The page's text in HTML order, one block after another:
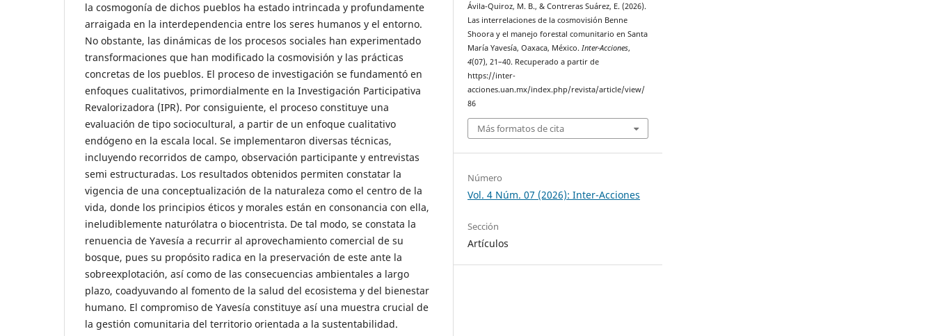
la cosmogonía de dichos pueblos ha estado intrincada y profundamente
arraigada en la interdependencia entre los seres humanos y el entorno.
No obstante, las dinámicas de los procesos sociales han experimentado
transformaciones que han modificado la cosmovisión y las prácticas
concretas de los pueblos. El proceso de investigación se fundamentó en
enfoques cualitativos, primordialmente en la Investigación Participativa
Revalorizadora (IPR). Por consiguiente, el proceso constituye una
evaluación de tipo sociocultural, a partir de un enfoque cualitativo
endógeno en la escala local. Se implementaron diversas técnicas,
incluyendo recorridos de campo, observación participante y entrevistas
semi estructuradas. Los resultados obtenidos permiten constatar la
vigencia de una conceptualización de la naturaleza como el centro de la
vida, donde los principios éticos y morales están en consonancia con ella,
ineludiblemente naturólatra o biocentrista. De tal modo, se constata la
renuencia de Yavesía a recurrir al aprovechamiento comercial de su
bosque, pues su propósito radica en la preservación de este ante la
sobreexplotación, así como de las consecuencias ambientales a largo
plazo, coadyuvando al fomento de la salud del ecosistema y del bienestar
humano. El compromiso de Yavesía constituye así una muestra crucial de
la gestión comunitaria del territorio orientada a la sustentabilidad.
Ávila-Quiroz, M. B., & Contreras Suárez, E. (2026).
Las interrelaciones de la cosmovisión Benne
Shoora y el manejo forestal comunitario en Santa
María Yavesía, Oaxaca, México.Inter-Acciones,
4(07), 21–40. Recuperado a partir de
https://inter-
acciones.uan.mx/index.php/revista/article/view/
86
Más formatos de cita
Número
Vol. 4 Núm. 07 (2026): Inter-Acciones
Sección
Artículos